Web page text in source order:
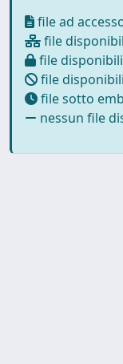
file ad
file
file
file
file sotto
nessun file